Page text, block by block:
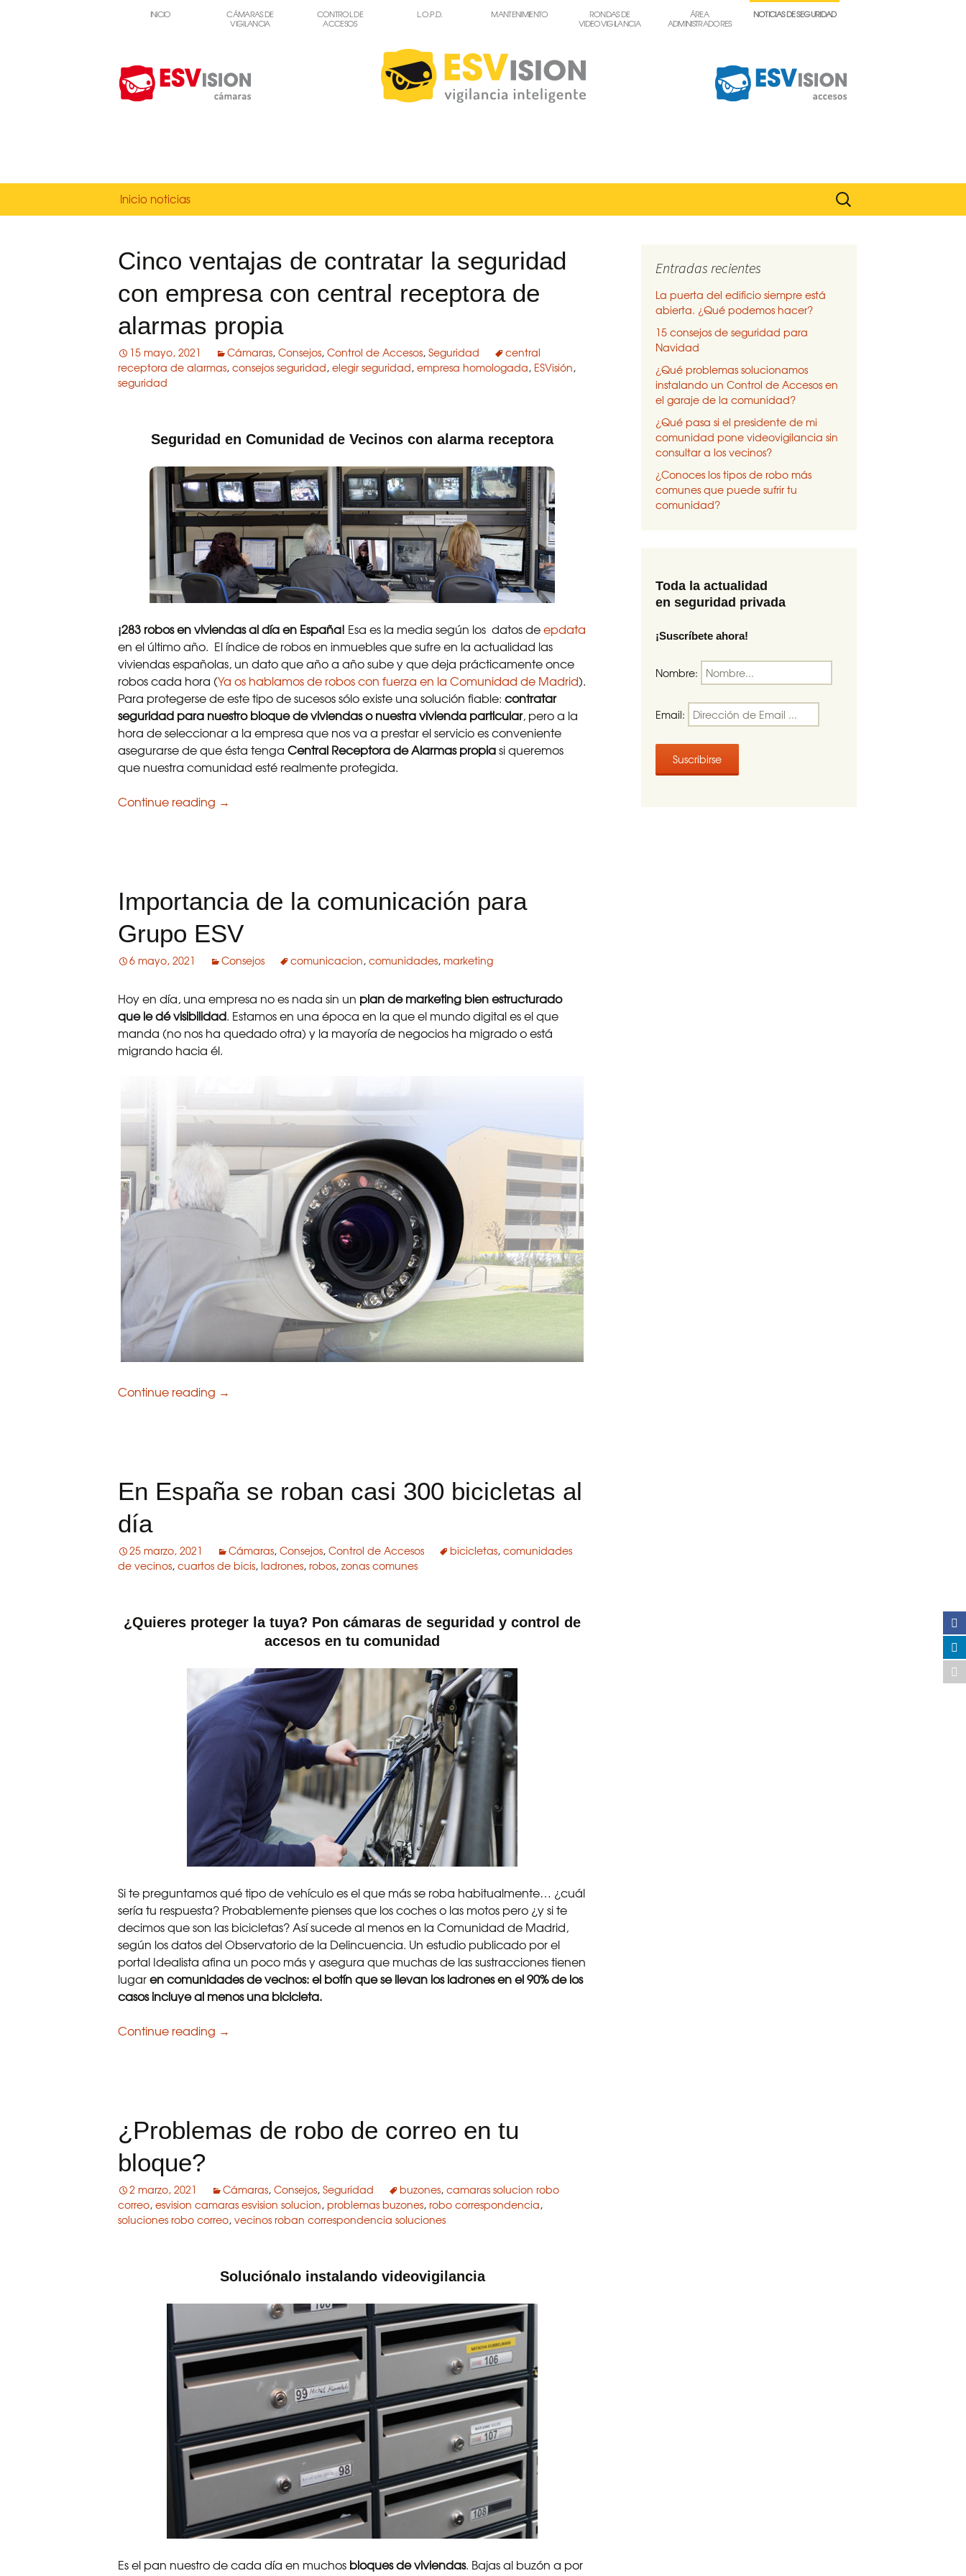
INICIO CÁMARAS DE
VIGILANCIA
CONTROL DE
ACCESOS
L.O.P.D. MANTENIMIENTO RONDAS DE
VIDEOVIGILANCIA
ÁREA
ADMINISTRADORES
NOTICIAS DE SEGURIDAD
Inicio noticias Buscar:
Cinco ventajas de contratar la seguridad
con empresa con central receptora de
alarmas propia
15 mayo, 2021 Cámaras, Consejos, Control de Accesos, Seguridad
central
receptora de alarmas, consejos seguridad, elegir seguridad, empresa homologada, ESVisión,
seguridad
Seguridad en Comunidad de Vecinos con alarma receptora
¡283 robos en viviendas al día en España! Esa es la media según los datos deepdata
en el último año. El índice de robos en inmuebles que sufre en la actualidad las
viviendas españolas, un dato que año a año sube y que deja prácticamente once
robos cada hora (Ya os hablamos de robos con fuerza en la Comunidad de Madrid).
Para protegerse de este tipo de sucesos sólo existe una solución fiable: contratar
seguridad para nuestro bloque de viviendas o nuestra vivienda particular, pero a la
hora de seleccionar a la empresa que nos va a prestar el servicio es conveniente
asegurarse de que ésta tenga Central Receptora de Alarmas propiasi queremos
que nuestra comunidad esté realmente protegida.
Continue reading Cinco ventajas de contratar la seguridad con empresa con central receptora de alarmas propia
→
Importancia de la comunicación para
Grupo ESV
6 mayo, 2021 Consejos comunicacion, comunidades, marketing
Hoy en día, una empresa no es nada sin un plan de marketing bien estructurado
que le dé visibilidad. Estamos en una época en la que el mundo digital es el que
manda (no nos ha quedado otra) y la mayoría de negocios ha migrado o está
migrando hacia él.
Continue reading Importancia de la comunicación para Grupo ESV
→
En España se roban casi 300 bicicletas al
día
25 marzo, 2021 Cámaras, Consejos, Control de Accesos bicicletas, comunidades
de vecinos, cuartos de bicis, ladrones, robos, zonas comunes
¿Quieres proteger la tuya? Pon cámaras de seguridad y control de
accesos en tu comunidad
Si te preguntamos qué tipo de vehículo es el que más se roba habitualmente… ¿cuál
sería tu respuesta? Probablemente pienses que los coches o las motos pero ¿y si te
decimos que son las bicicletas? Así sucede al menos en la Comunidad de Madrid,
según los datos del Observatorio de la Delincuencia. Un estudio publicado por el
portal Idealista afina un poco más y asegura que muchas de las sustracciones tienen
lugaren comunidades de vecinos: el botín que se llevan los ladrones en el 90% de los
casos incluye al menos una bicicleta.
Continue reading En España se roban casi 300 bicicletas al día
→
¿Problemas de robo de correo en tu
bloque?
2 marzo, 2021 Cámaras, Consejos, Seguridad buzones, camaras solucion robo
correo, esvision camaras esvision solucion, problemas buzones, robo correspondencia,
soluciones robo correo, vecinos roban correspondencia soluciones
Soluciónalo instalando videovigilancia
Es el pan nuestro de cada día en muchos bloques de viviendas. Bajas al buzón a por
Entradas recientes
La puerta del edificio siempre está
abierta. ¿Qué podemos hacer?
15 consejos de seguridad para
Navidad
¿Qué problemas solucionamos
instalando un Control de Accesos en
el garaje de la comunidad?
¿Qué pasa si el presidente de mi
comunidad pone videovigilancia sin
consultar a los vecinos?
¿Conoces los tipos de robo más
comunes que puede sufrir tu
comunidad?
Toda la actualidad
en seguridad privada
¡Suscríbete ahora!
Nombre:
Email: